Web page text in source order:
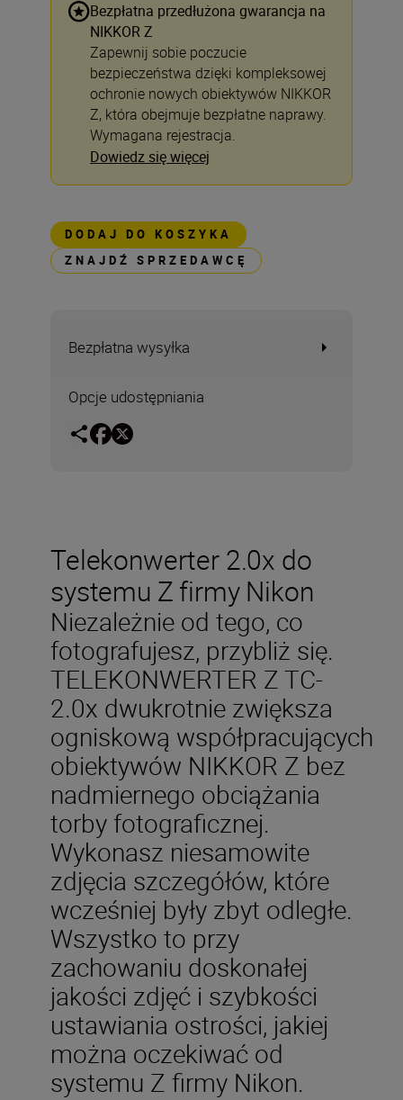
Bezpłatna przedłużona gwarancja na
NIKKOR Z
Zapewnij sobie poczucie
bezpieczeństwa dzięki kompleksowej
ochronie nowych obiektywów NIKKOR
Z, która obejmuje bezpłatne naprawy.
Wymagana rejestracja.
Dowiedz się więcej
DODAJ DO KOSZYKA
ZNAJDŹ SPRZEDAWCĘ
Bezpłatna wysyłka
Opcje udostępniania
Telekonwerter 2.0x do
systemu Z firmy Nikon
Niezależnie od tego, co
fotografujesz, przybliż się.
TELEKONWERTER Z TC-
2.0x dwukrotnie zwiększa
ogniskową współpracujących
obiektywów NIKKOR Z bez
nadmiernego obciążania
torby fotograficznej.
Wykonasz niesamowite
zdjęcia szczegółów, które
wcześniej były zbyt odległe.
Wszystko to przy
zachowaniu doskonałej
jakości zdjęć i szybkości
ustawiania ostrości, jakiej
można oczekiwać od
systemu Z firmy Nikon.